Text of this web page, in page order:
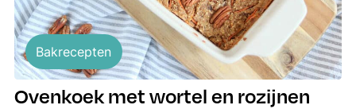
Bakrecepten
Ovenkoek met wortel en rozijnen